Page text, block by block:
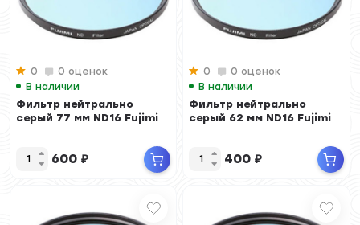
0
0 оценок
В наличии
Фильтр нейтрально
серый 77 мм ND16 Fujimi
600 ₽
0
0 оценок
В наличии
Фильтр нейтрально
серый 62 мм ND16 Fujimi
400 ₽